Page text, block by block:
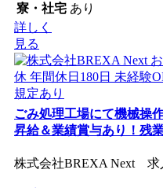
寮・社宅 あり
詳しく
見る
ごみ処理工場にて機械操
昇給＆業績賞与あり！残
株式会社BREXA Next 求